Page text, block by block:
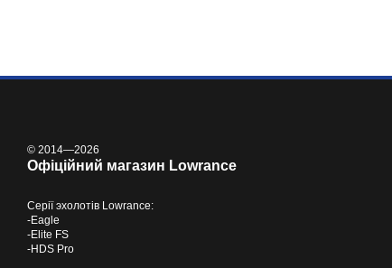
© 2014—2026
Офіційний магазин Lowrance
Серіїэхолотів Lowrance:
-Eagle
-Elite FS
-HDS Pro